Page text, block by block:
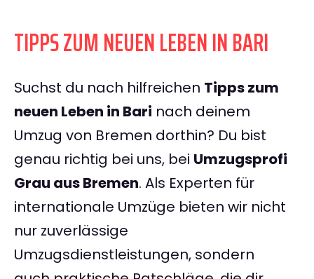
TIPPS ZUM NEUEN LEBEN IN BARI
Suchst du nach hilfreichen Tipps zum
neuen Leben in Bari nach deinem
Umzug von Bremen dorthin? Du bist
genau richtig bei uns, bei Umzugsprofi
Grau aus Bremen. Als Experten für
internationale Umzüge bieten wir nicht
nur zuverlässige
Umzugsdienstleistungen, sondern